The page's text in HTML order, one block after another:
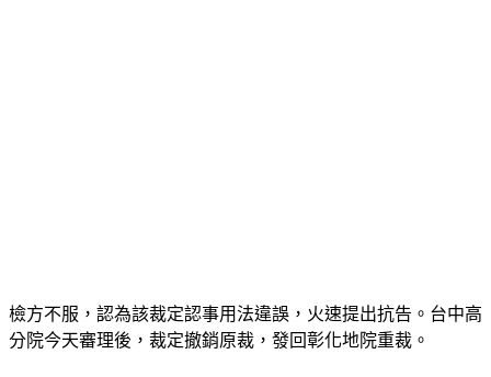
檢方不服，認為該裁定認事用法違誤，火速提出抗告。台中高